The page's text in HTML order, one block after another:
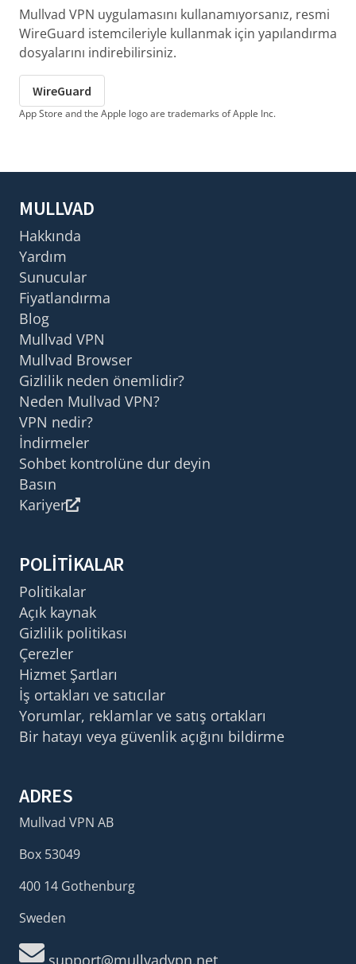
Mullvad VPN uygulamasını kullanamıyorsanız, resmi
WireGuard istemcileriyle kullanmak için yapılandırma
dosyalarını indirebilirsiniz.
WireGuard
App Store and the Apple logo are trademarks of Apple Inc.
MULLVAD
Hakkında
Yardım
Sunucular
Fiyatlandırma
Blog
Mullvad VPN
Mullvad Browser
Gizlilik neden önemlidir?
Neden Mullvad VPN?
VPN nedir?
İndirmeler
Sohbet kontrolüne dur deyin
Basın
Kariyer
POLITIKALAR
Politikalar
Açık kaynak
Gizlilik politikası
Çerezler
Hizmet Şartları
İş ortakları ve satıcılar
Yorumlar, reklamlar ve satış ortakları
Bir hatayı veya güvenlik açığını bildirme
ADRES
Mullvad VPN AB
Box 53049
400 14 Gothenburg
Sweden
support@mullvadvpn.net